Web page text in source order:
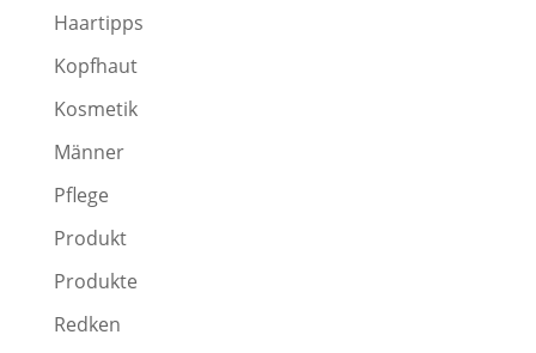
Haartipps
Kopfhaut
Kosmetik
Männer
Pflege
Produkt
Produkte
Redken